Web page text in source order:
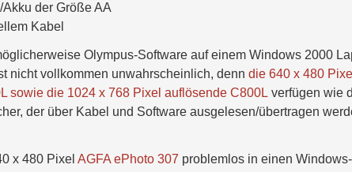
der Größe AA
Kabel
Olympus-Software auf einem Windows 2000
nicht vollkommen unwahrscheinlich, denn die 640 x 480 Pixel
sowie die 1024 x 768 Pixel auflösende C800L verfügen wie
der über Kabel und Software ausgelesen/übertragen
x 480 Pixel AGFA ePhoto 307 problemlos in einen Windows-